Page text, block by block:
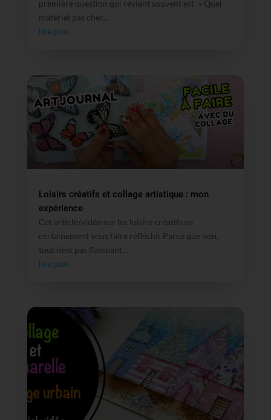
première question qui revient souvent est :« Quel
matériel pas cher...
lire plus
Loisirs créatifs et collage artistique : mon
expérience
Cet article/vidéo sur les loisirs créatifs va
certainement vous faire réfléchir.Parce que non,
tout n’est pas flambant...
lire plus